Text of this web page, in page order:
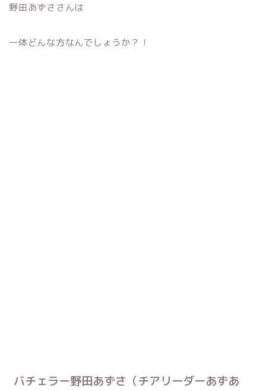
野田あずささんは
一体どんな方なんでしょうか？！
バチェラー野田あずさ（チアリーダーあずあ